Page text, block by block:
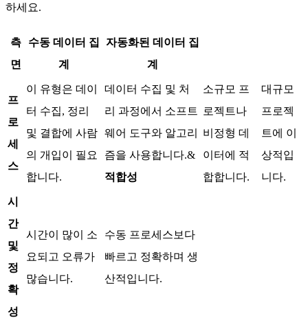
하세요.
측
면
수동 데이터 집
계
자동화된 데이터 집
계
프
로
세
스
이 유형은 데이
터 수집, 정리
및 결합에 사람
의 개입이 필요
합니다.
데이터 수집 및 처
리 과정에서 소프트
웨어 도구와 알고리
즘을 사용합니다.&
적합성
소규모 프
로젝트나
비정형 데
이터에 적
합합니다.
대규모
프로젝
트에 이
상적입
니다.
시
간
및
정
확
성
시간이 많이 소
요되고 오류가
많습니다.
수동 프로세스보다
빠르고 정확하며 생
산적입니다.